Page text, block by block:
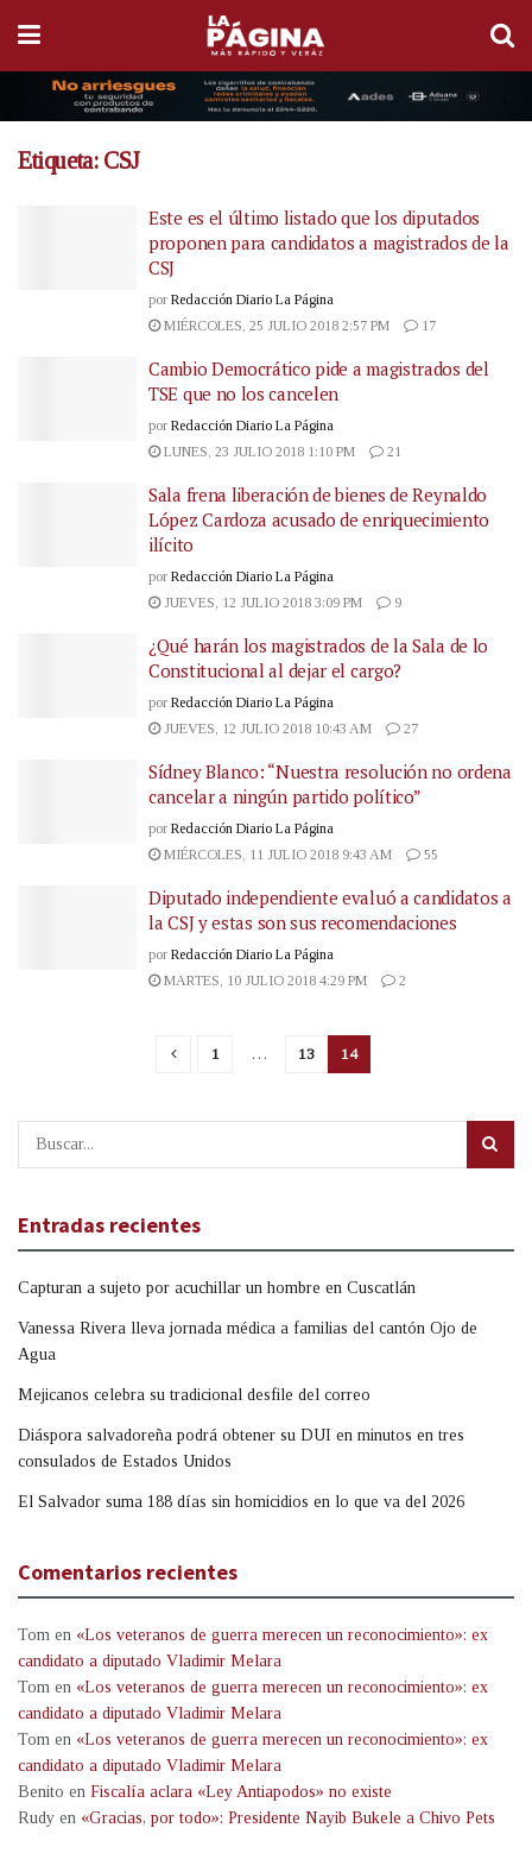
Etiqueta: CSJ
Este es el último listado que los diputados
proponen para candidatos a magistrados de la
CSJ
por Redacción Diario La Página
MIÉRCOLES, 25 JULIO 2018 2:57 PM
17
Cambio Democrático pide a magistrados del
TSE que no los cancelen
por Redacción Diario La Página
LUNES, 23 JULIO 2018 1:10 PM
21
Sala frena liberación de bienes de Reynaldo
López Cardoza acusado de enriquecimiento
ilícito
por Redacción Diario La Página
JUEVES, 12 JULIO 2018 3:09 PM
9
¿Qué harán los magistrados de la Sala de lo
Constitucional al dejar el cargo?
por Redacción Diario La Página
JUEVES, 12 JULIO 2018 10:43 AM
27
Sídney Blanco: “Nuestra resolución no ordena
cancelar a ningún partido político”
por Redacción Diario La Página
MIÉRCOLES, 11 JULIO 2018 9:43 AM
55
Diputado independiente evaluó a candidatos a
la CSJ y estas son sus recomendaciones
por Redacción Diario La Página
MARTES, 10 JULIO 2018 4:29 PM
2
1 … 13 14
Entradas recientes
Capturan a sujeto por acuchillar un hombre en Cuscatlán
Vanessa Rivera lleva jornada médica a familias del cantón Ojo de
Agua
Mejicanos celebra su tradicional desfile del correo
Diáspora salvadoreña podrá obtener su DUI en minutos en tres
consulados de Estados Unidos
El Salvador suma 188 días sin homicidios en lo que va del 2026
Comentarios recientes
Tom en «Los veteranos de guerra merecen un reconocimiento»: ex
candidato a diputado Vladimir Melara
Tom en «Los veteranos de guerra merecen un reconocimiento»: ex
candidato a diputado Vladimir Melara
Tom en «Los veteranos de guerra merecen un reconocimiento»: ex
candidato a diputado Vladimir Melara
Benito en Fiscalía aclara «Ley Antiapodos» no existe
Rudy en «Gracias, por todo»: Presidente Nayib Bukele a Chivo Pets